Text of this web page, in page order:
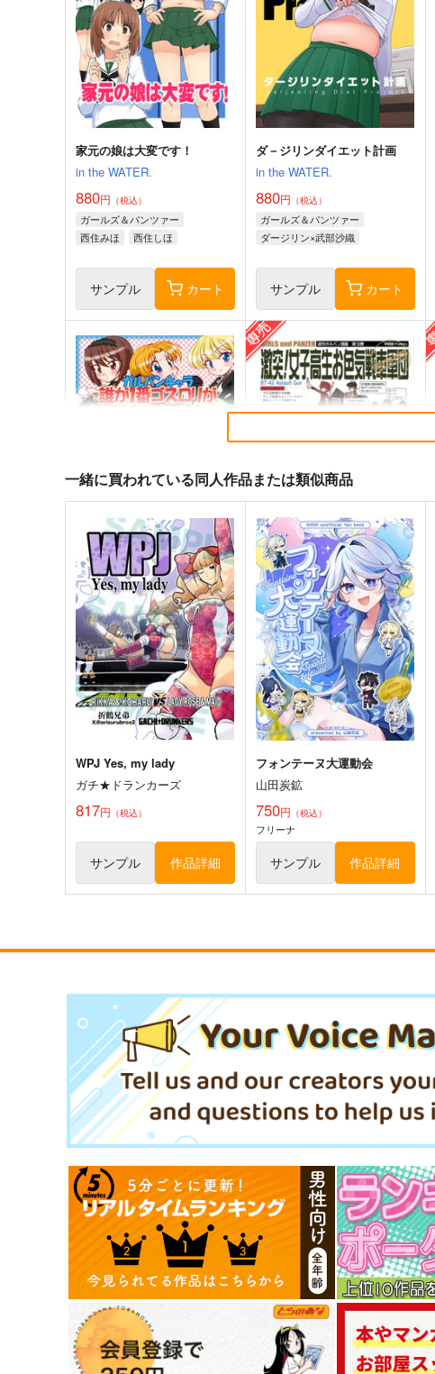
家元の娘は大変です！
in the WATER.
880円 （税込）
ガールズ＆パンツァー
西住みほ
西住しほ
サンプル カート
ダ－ジリンダイエット計画
in the WATER.
880円 （税込）
ガールズ＆パンツァー
ダージリン×武部沙織
サンプル カート
ガルパンキャラ誰が１番ゴス
ロリが似合うか大会総集編
みのむし屋
990円（税込）
ガールズ＆パンツァー
武部沙織
西住みほ
サンプル カート
激突！女子高生お色気戦車軍
団19巻
甲冑娘
専売 2,860円 （税込）
ガールズ＆パンツァー
サンプル カート
瑠璃堂絵巻～とびこめ！戦車
道
U・A大作戦
605円（税込）
ガールズ＆パンツァー
安藤×押田
サンプル カート
一緒に買われている同人作品または類似商品
WPJ Yes, my lady
ガチ★ドランカーズ
817円 （税込）
サンプル 作品詳細
フォンテーヌ大運動会
山田炭鉱
750円 （税込）
フリーナ
サンプル 作品詳細